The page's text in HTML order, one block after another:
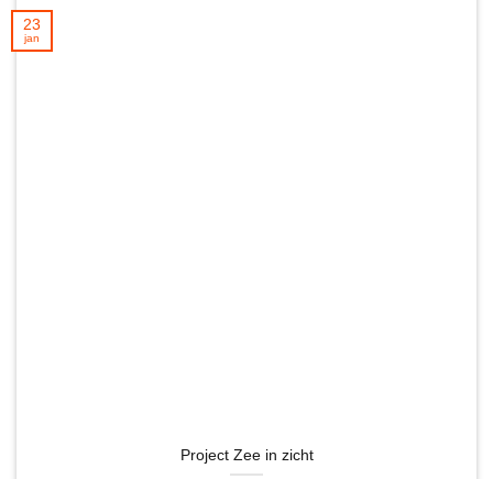
Project Zee in zicht
23
jan